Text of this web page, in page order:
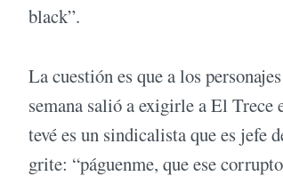
black”.
La cuestión es que a los
semana salió a exigirle a El
tevé es un sindicalista que es jefe
grite: “páguenme, que ese